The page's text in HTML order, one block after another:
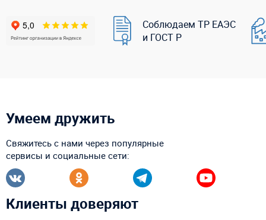
Соблюдаем ТР ЕАЭС
и ГОСТ Р
Умеем дружить
Свяжитесь с нами через популярные
сервисы и социальные сети:
Клиенты доверяют